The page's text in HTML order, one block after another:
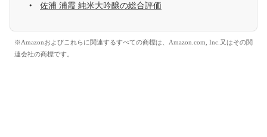
佐浦 浦霞 純米大吟醸の総合評価
※Amazonおよびこれらに関連するすべての商標は、Amazon.com, Inc.又はその関
連会社の商標です。